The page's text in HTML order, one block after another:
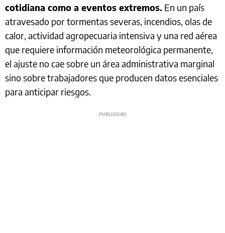
cotidiana como a eventos extremos. En un país
atravesado por tormentas severas, incendios, olas de
calor, actividad agropecuaria intensiva y una red aérea
que requiere información meteorológica permanente,
el ajuste no cae sobre un área administrativa marginal
sino sobre trabajadores que producen datos esenciales
para anticipar riesgos.